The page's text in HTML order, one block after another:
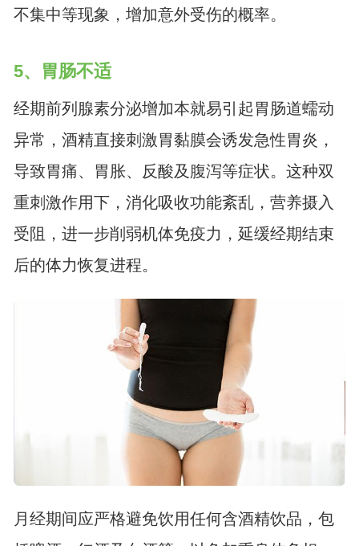
不集中等现象，增加意外受伤的概率。
5、胃肠不适
经期前列腺素分泌增加本就易引起胃肠道蠕动
异常，酒精直接刺激胃黏膜会诱发急性胃炎，
导致胃痛、胃胀、反酸及腹泻等症状。这种双
重刺激作用下，消化吸收功能紊乱，营养摄入
受阻，进一步削弱机体免疫力，延缓经期结束
后的体力恢复进程。
月经期间应严格避免饮用任何含酒精饮品，包